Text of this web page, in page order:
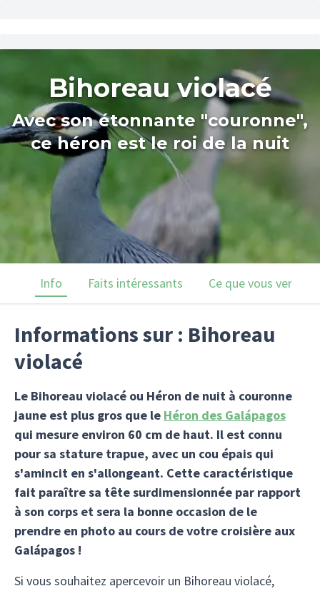
Bihoreau violacé
Avec son étonnante "couronne",
ce héron est le roi de la nuit
Info Faits intéressants Ce que vous verrez
Informations sur : Bihoreau
violacé
Le Bihoreau violacé ou Héron de nuit à couronne
jaune est plus gros que le Héron des Galápagos
qui mesure environ 60 cm de haut. Il est connu
pour sa stature trapue, avec un cou épais qui
s'amincit en s'allongeant. Cette caractéristique
fait paraître sa tête surdimensionnée par rapport
à son corps et sera la bonne occasion de le
prendre en photo au cours de votre croisière aux
Galápagos !
Si vous souhaitez apercevoir un Bihoreau violacé,